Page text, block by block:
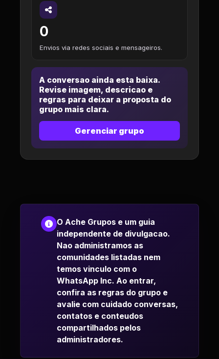
0
Envios via redes sociais e mensageiros.
A conversao ainda esta baixa.
Revise imagem, descricao e
regras para deixar a proposta do
grupo mais clara.
Gerenciar grupo
O Ache Grupos e um guia
independente de divulgacao.
Nao administramos as
comunidades listadas nem
temos vinculo com o
WhatsApp Inc. Ao entrar,
confira as regras do grupo e
avalie com cuidado conversas,
contatos e conteudos
compartilhados pelos
administradores.